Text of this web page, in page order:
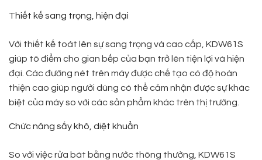
Thiết kế sang trọng, hiện đại
Với thiết kế toát lên sự sang trọng và cao cấp, KDW61S
giúp tô điểm cho gian bếp của bạn trở lên tiện lợi và hiện
đại. Các đường nét trên máy được chế tạo có độ hoàn
thiện cao giúp người dùng có thể cảm nhận được sự khác
biệt của máy so với các sản phẩm khác trên thị trường.
Chức năng sấy khô, diệt khuẩn
So với việc rửa bát bằng nước thông thường, KDW61S